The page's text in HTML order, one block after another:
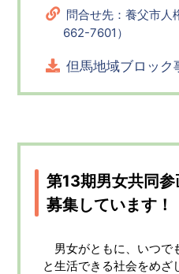
問合せ先：養父市
662-7601）
但馬地域ブロック
第13期男女共同
募集しています！
男女がともに、いつで
と生活できる社会をめざ